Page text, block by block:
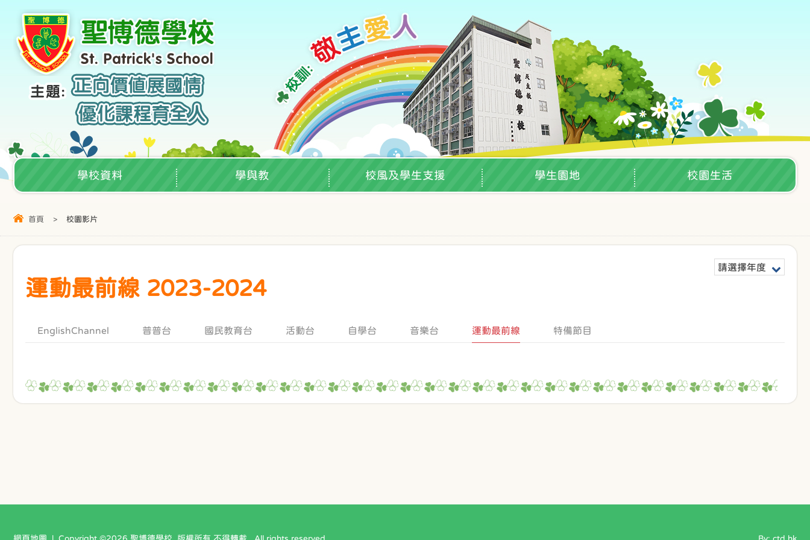
學校資料 學與教 校風及學生支援 學生園地 校園生活
首頁 > 校園影片
運動最前線 2023-2024
請選擇年度
EnglishChannel 普普台 國民教育台 活動台 自學台 音樂台 運動最前線 特備節目
網頁地圖 | Copyright ©2026 聖博德學校. 版權所有 不得轉載 . All rights reserved. By: ctd.hk